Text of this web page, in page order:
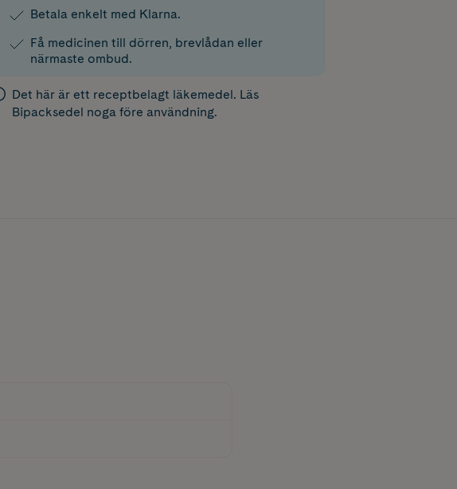
Betala enkelt med Klarna.
Få medicinen till dörren, brevlådan eller
närmaste ombud.
Det här är ett receptbelagt läkemedel. Läs
Bipacksedel noga före användning.